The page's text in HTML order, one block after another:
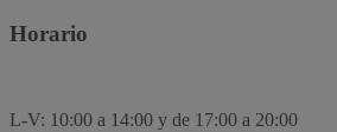
Horario
L-V: 10:00 a 14:00 y de 17:00 a 20:00